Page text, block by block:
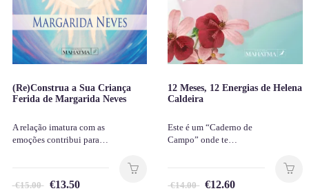
(Re)Construa a Sua Criança
Ferida de Margarida Neves
A relação imatura com as
emoções contribui para…
€15.00 €13.50
12 Meses, 12 Energias de Helena
Caldeira
Este é um “Caderno de
Campo” onde te…
€14.00 €12.60